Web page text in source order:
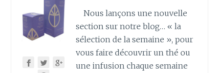
Nous lançons une nouvelle
section sur notre blog… « la
sélection de la semaine », pour
vous faire découvrir un thé ou
une infusion chaque semaine